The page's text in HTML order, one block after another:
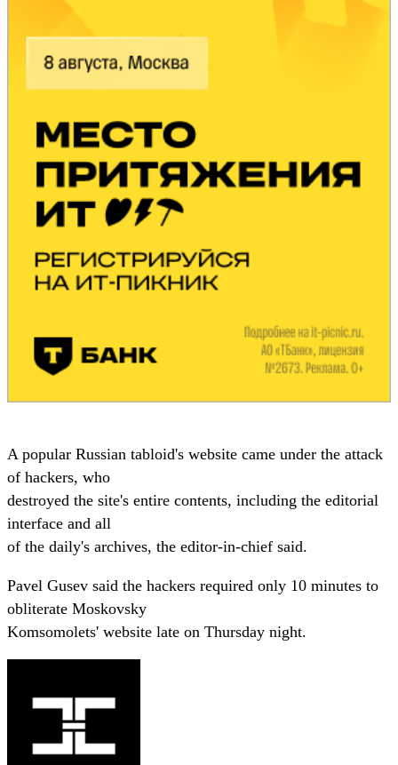
A popular Russian tabloid's website came under the attack
of hackers, who
destroyed the site's entire contents, including the editorial
interface and all
of the daily's archives, the editor-in-chief said.
Pavel Gusev said the hackers required only 10 minutes to
obliterate Moskovsky
Komsomolets' website late on Thursday night.